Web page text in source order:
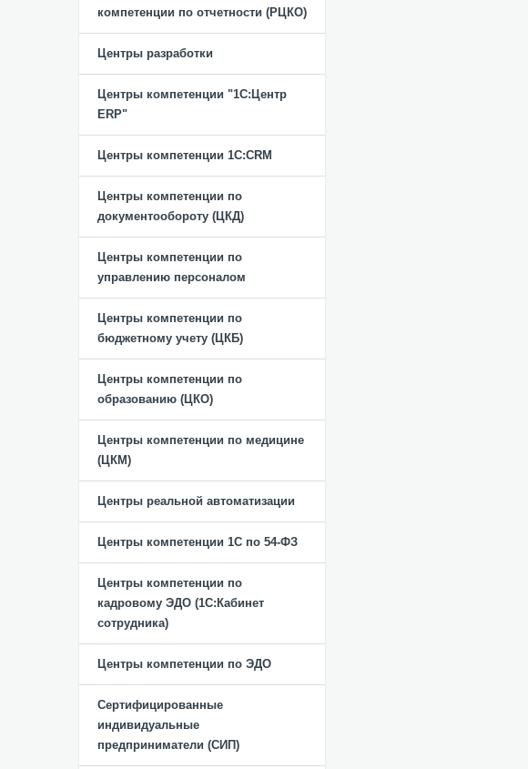
компетенции по отчетности (РЦКО)
Центры разработки
Центры компетенции "1С:Центр
ERP"
Центры компетенции 1C:CRM
Центры компетенции по
документообороту (ЦКД)
Центры компетенции по
управлению персоналом
Центры компетенции по
бюджетному учету (ЦКБ)
Центры компетенции по
образованию (ЦКО)
Центры компетенции по медицине
(ЦКМ)
Центры реальной автоматизации
Центры компетенции 1С по 54-ФЗ
Центры компетенции по
кадровому ЭДО (1С:Кабинет
сотрудника)
Центры компетенции по ЭДО
Сертифицированные
индивидуальные
предприниматели (СИП)